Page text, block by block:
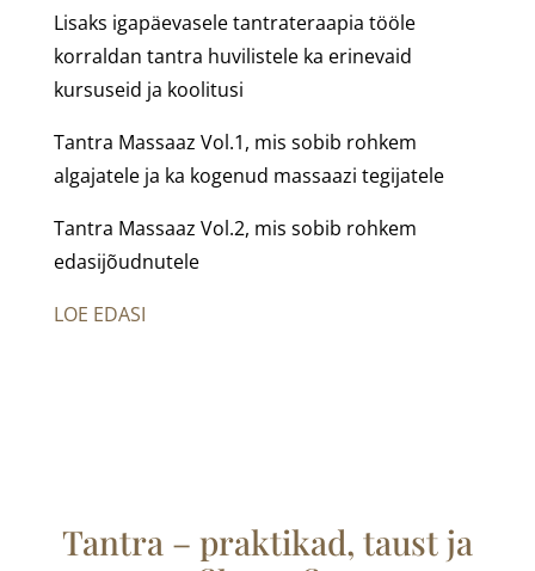
Lisaks igapäevasele tantrateraapia tööle
korraldan tantra huvilistele ka erinevaid
kursuseid ja koolitusi
Tantra Massaaz Vol.1, mis sobib rohkem
algajatele ja ka kogenud massaazi tegijatele
Tantra Massaaz Vol.2, mis sobib rohkem
edasijõudnutele
LOE EDASI
Tantra – praktikad, taust ja